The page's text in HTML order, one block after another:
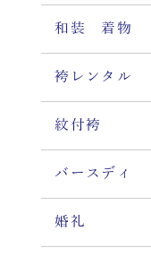
和装 着物
袴レンタル
紋付袴
バースディ
婚礼